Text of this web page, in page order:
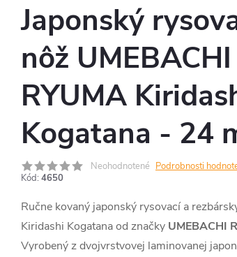
Japonský
nôž UMEBACHI
RYUMA
Kogatana - 24
Neohodnotené Podrobnosti
Kód: 4650
Ručne kovaný japonský rysovací a
Kiridashi Kogatana od značky UMEBACHI
Vyrobený z dvojvrstvovej laminovanej